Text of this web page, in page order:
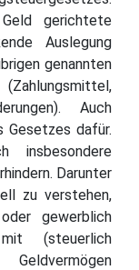
gerichtete
Auslegung
genannten
Auch
Gesetzes dafür.
insbesondere
Darunter
zu verstehen,
gewerblich
(steuerlich